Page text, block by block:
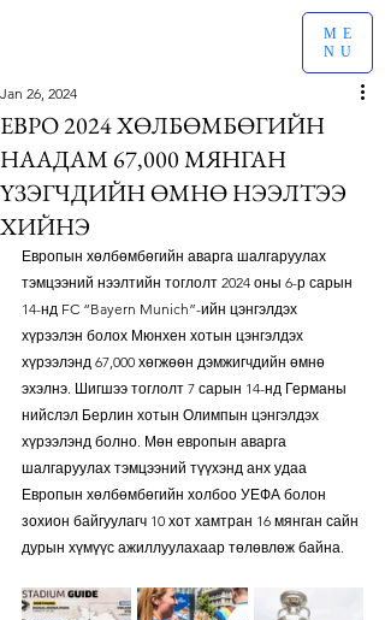
ME
NU
ЕВРО 2024 ХӨЛБӨМБӨГИЙН
НААДАМ 67,000 МЯНГАН
ҮЗЭГЧДИЙН ӨМНӨ НЭЭЛТЭЭ
ХИЙНЭ
Jan 26, 2024
Европын хөлбөмбөгийн аварга шалгаруулах
тэмцээний нээлтийн тоглолт 2024 оны 6-р сарын
14-нд FC “Bayern Munich”-ийн цэнгэлдэх
хүрээлэн болох Мюнхен хотын цэнгэлдэх
хүрээлэнд 67,000 хөгжөөн дэмжигчдийн өмнө
эхэлнэ. Шигшээ тоглолт 7 сарын 14-нд Германы
нийслэл Берлин хотын Олимпын цэнгэлдэх
хүрээлэнд болно. Мөн европын аварга
шалгаруулах тэмцээний түүхэнд анх удаа
Европын хөлбөмбөгийн холбоо УЕФА болон
зохион байгуулагч 10 хот хамтран 16 мянган сайн
дурын хүмүүс ажиллуулахаар төлөвлөж байна.